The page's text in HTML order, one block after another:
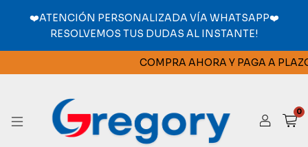
❤️ATENCIÓN PERSONALIZADA VÍA WHATSAPP❤️
RESOLVEMOS TUS DUDAS AL INSTANTE!
COMPRA AHORA Y PAGA A
0